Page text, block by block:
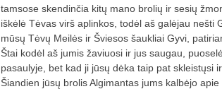
tamsose skendinčia kitų mano brolių ir sesių
iškėlė Tėvas virš aplinkos, todėl aš galėjau nešti
mūsų Tėvų Meilės ir Šviesos šaukliai Gyvi,
Štai kodėl aš jumis žaviuosi ir jus saugau,
pasaulyje, bet kad ji jūsų dėka taip pat skleistųsi
Šiandien jūsų brolis Algimantas jums kalbėjo